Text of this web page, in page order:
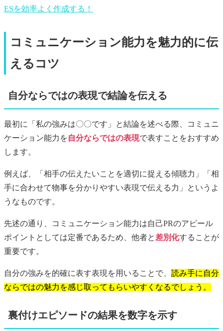
ESを効率よく作成する！
コミュニケーション能力を魅力的に伝
えるコツ
自分ならではの表現で結論を伝える
最初に「私の強みは〇〇です」と結論を述べる際、コミュニ
ケーション能力を自分ならではの表現で表すことをおすすめ
します。
例えば、「相手の伝えたいことを適切に捉える傾聴力」「相
手に合わせて物事を分かりやすい表現で伝える力」というよ
うなものです。
先述の通り、コミュニケーション能力は自己PRのアピール
ポイントとしては定番であるため、他者と 差別化することが
重要です。
自分の強みを的確に表す表現を用いることで、 読み手に自分
ならではの魅力を感じ取ってもらいやすくなるでしょう。
裏付けエピソードの結果を数字を示す